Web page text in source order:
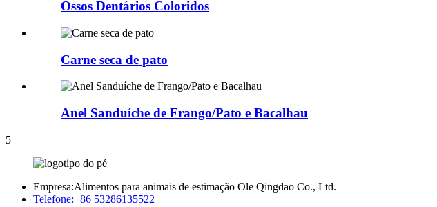
Ossos Dentários Coloridos
Carne seca de pato
Anel Sanduíche de Frango/Pato e Bacalhau
5
Empresa:Alimentos para animais de estimação Ole Qingdao Co., Ltd.
Telefone:+86 53286135522